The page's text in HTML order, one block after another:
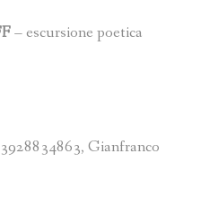
– escursione poetica
Gianfranco